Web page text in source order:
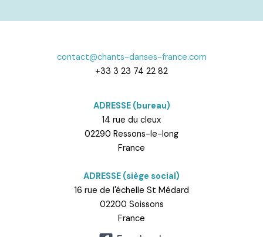
contact@chants-danses-france.com
+33 3 23 74 22 82
ADRESSE (bureau)
14 rue du cleux
02290 Ressons-le-long
France
ADRESSE (siège social)
16 rue de l'échelle St Médard
02200 Soissons
France